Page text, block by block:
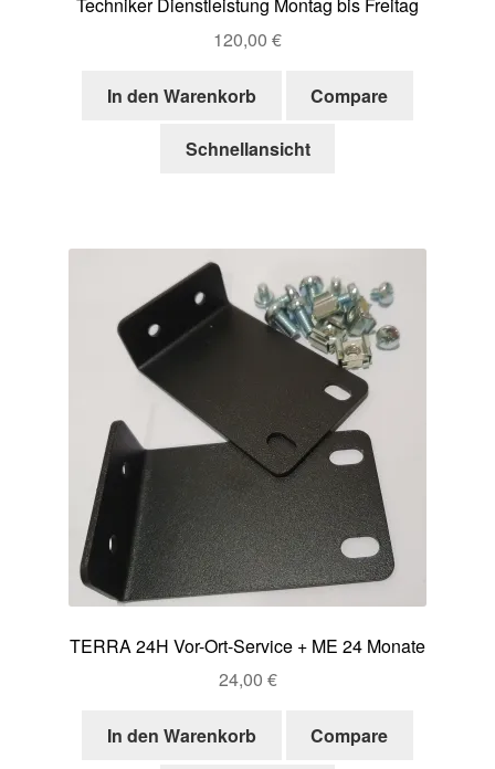
Techniker Dienstleistung Montag bis Freitag
120,00 €
In den Warenkorb Compare
Schnellansicht
TERRA 24H Vor-Ort-Service + ME 24 Monate
24,00 €
In den Warenkorb Compare